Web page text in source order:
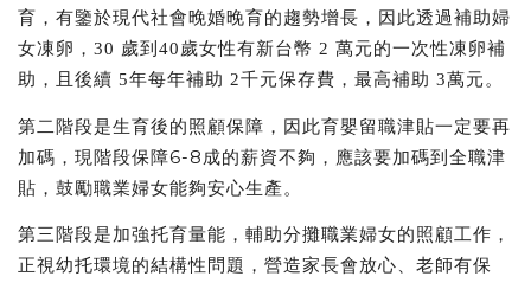
育，有鑒於現代社會晚婚晚育的趨勢增長，因此透過補助婦
女凍卵，30 歲到40歲女性有新台幣 2 萬元的⼀次性凍卵補
助，且後續 5年每年補助 2千元保存費，最高補助 3萬元。
第⼆階段是⽣育後的照顧保障，因此育嬰留職津貼⼀定要再
加碼，現階段保障6-8成的薪資不夠，應該要加碼到全職津
貼，鼓勵職業婦女能夠安心生產。
第三階段是加強托育量能，輔助分攤職業婦女的照顧工作，
正視幼托環境的結構性問題，營造家長會放心、老師有保